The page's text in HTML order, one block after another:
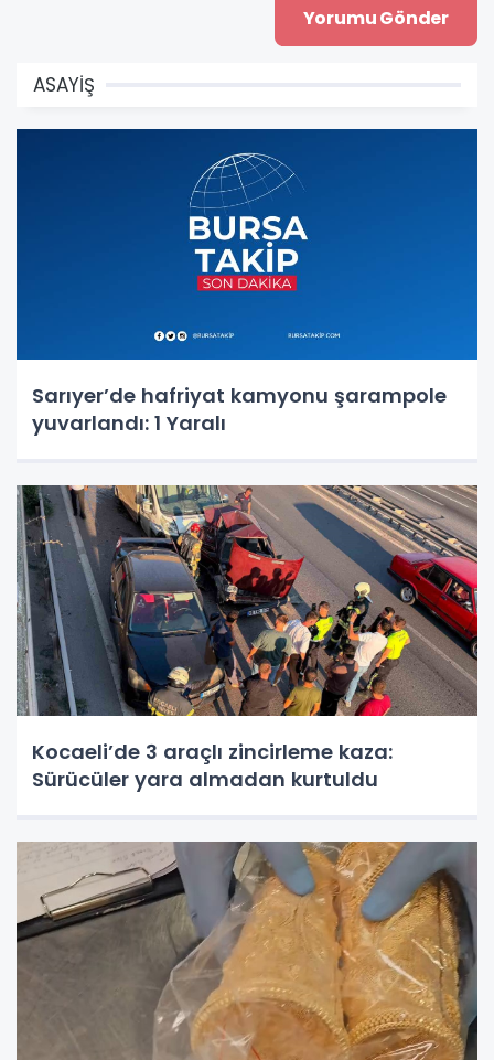
ASAYİŞ
Sarıyer’de hafriyat kamyonu şarampole
yuvarlandı: 1 Yaralı
Kocaeli’de 3 araçlı zincirleme kaza:
Sürücüler yara almadan kurtuldu